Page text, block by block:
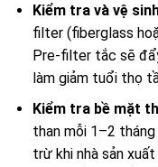
Kiểm tra và vệ
filter (fiberglass
Pre-filter tắc sẽ
làm giảm tuổi thọ
Kiểm tra bề mặt
than mỗi 1–2
trừ khi nhà sản